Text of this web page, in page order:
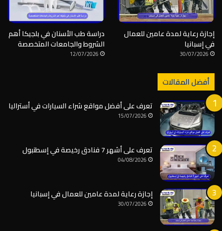
إجازة رعاية لمدة عامين للعمال
في إسبانيا
30/07/2026
دراسة طب الأسنان في بلجيكا أهم
الشروط والجامعات المتخصصة
12/07/2026
أفضل المقالات
تعرف على أفضل مواقع شراء السيارات في أستراليا
15/07/2026
تعرف على أشهر 7 فنادق رخيصة في إسطنبول
04/08/2026
إجازة رعاية لمدة عامين للعمال في إسبانيا
30/07/2026